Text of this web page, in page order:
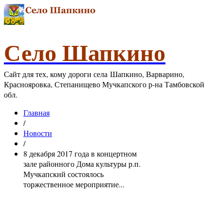
Село Шапкино
Сайт для тех, кому дороги села Шапкино, Варварино,
Краснояровка, Степанищево Мучкапского р-на Тамбовской
обл.
Главная
/
Новости
/
8 декабря 2017 года в концертном
зале районного Дома культуры р.п.
Мучкапский состоялось
торжественное мероприятие...